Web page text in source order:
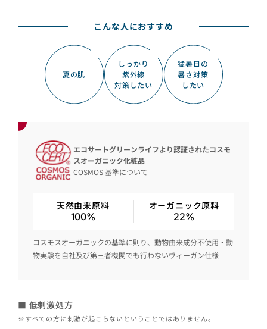
こんな人におすすめ
夏の肌
しっかり
紫外線
対策したい
猛暑日の
暑さ対策
したい
エコサートグリーンライフより認証されたコスモ
スオーガニック化粧品
COSMOS 基準について
天然由来原料
100%
オーガニック原料
22%
コスモスオーガニックの基準に則り、動物由来成分不使用・動
物実験を自社及び第三者機関でも行わないヴィーガン仕様
■ 低刺激処方
※すべての方に刺激が起こらないということではありません。